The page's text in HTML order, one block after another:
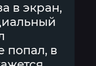
в экран,
попал, в